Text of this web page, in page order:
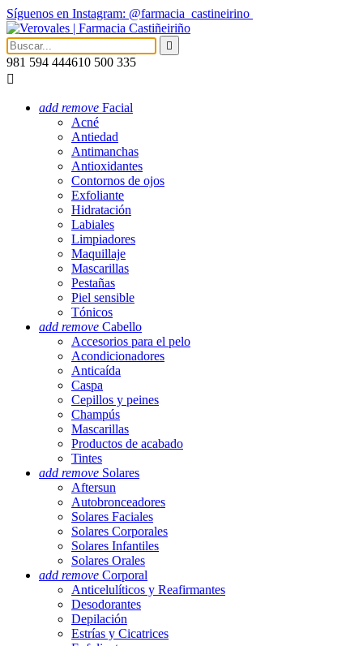
Síguenos en Instagram: @farmacia_castineirino

981 594 444610 500 335

add remove Facial
Acné
Antiedad
Antimanchas
Antioxidantes
Contornos de ojos
Exfoliante
Hidratación
Labiales
Limpiadores
Maquillaje
Mascarillas
Pestañas
Piel sensible
Tónicos
add remove Cabello
Accesorios para el pelo
Acondicionadores
Anticaída
Caspa
Cepillos y peines
Champús
Mascarillas
Productos de acabado
Tintes
add remove Solares
Aftersun
Autobronceadores
Solares Faciales
Solares Corporales
Solares Infantiles
Solares Orales
add remove Corporal
Anticelulíticos y Reafirmantes
Desodorantes
Depilación
Estrías y Cicatrices